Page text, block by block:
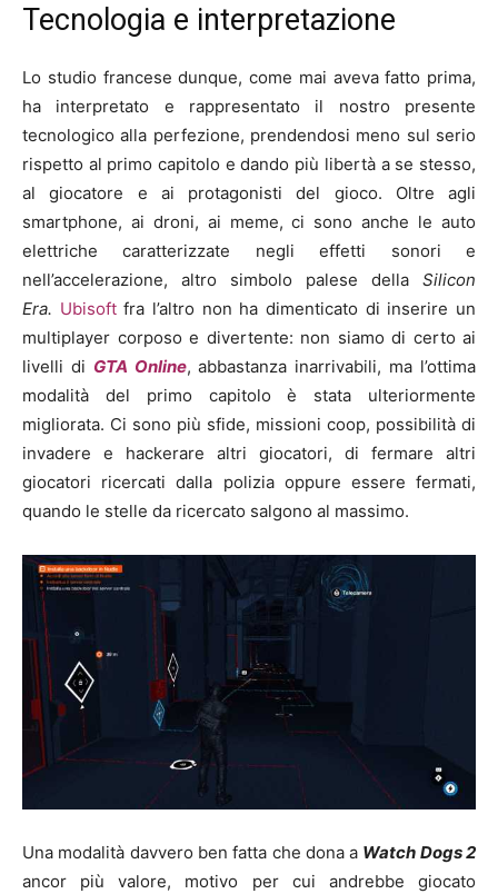
Tecnologia e interpretazione
Lo studio francese dunque, come mai aveva fatto prima,
ha interpretato e rappresentato il nostro presente
tecnologico alla perfezione, prendendosi meno sul serio
rispetto al primo capitolo e dando più libertà a se stesso,
al giocatore e ai protagonisti del gioco. Oltre agli
smartphone, ai droni, ai meme, ci sono anche le auto
elettriche caratterizzate negli effetti sonori e
nell’accelerazione, altro simbolo palese della Silicon
Era. Ubisoftfra l’altro non ha dimenticato di inserire un
multiplayer corposo e divertente: non siamo di certo ai
livelli di GTA Online, abbastanza inarrivabili, ma l’ottima
modalità del primo capitolo è stata ulteriormente
migliorata. Ci sono più sfide, missioni coop, possibilità di
invadere e hackerare altri giocatori, di fermare altri
giocatori ricercati dalla polizia oppure essere fermati,
quando le stelle da ricercato salgono al massimo.
Una modalità davvero ben fatta che dona a Watch Dogs 2
ancor più valore, motivo per cui andrebbe giocato